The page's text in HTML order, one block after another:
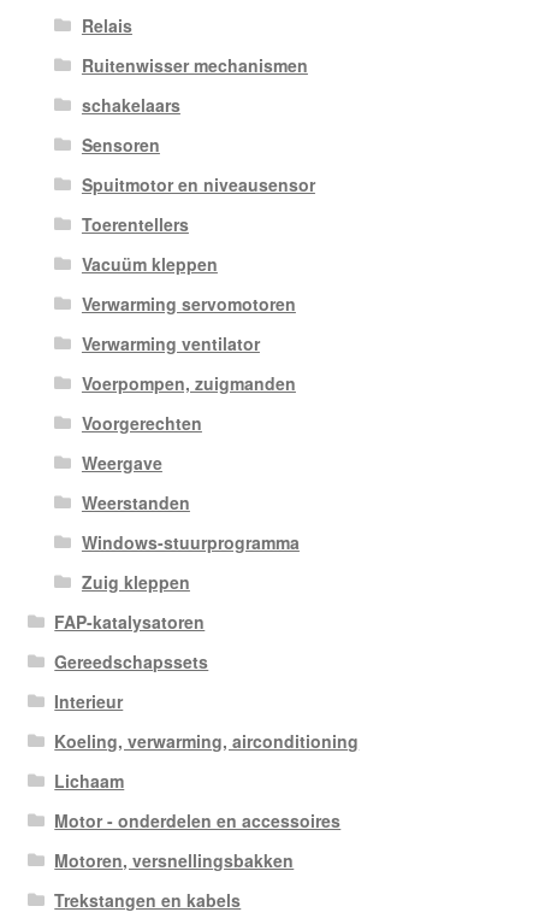
Relais
Ruitenwisser mechanismen
schakelaars
Sensoren
Spuitmotor en niveausensor
Toerentellers
Vacuüm kleppen
Verwarming servomotoren
Verwarming ventilator
Voerpompen, zuigmanden
Voorgerechten
Weergave
Weerstanden
Windows-stuurprogramma
Zuig kleppen
FAP-katalysatoren
Gereedschapssets
Interieur
Koeling, verwarming, airconditioning
Lichaam
Motor - onderdelen en accessoires
Motoren, versnellingsbakken
Trekstangen en kabels